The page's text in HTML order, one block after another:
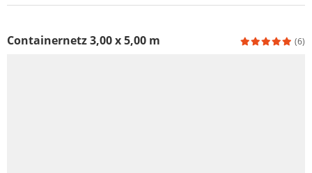
Containernetz 3,00 x 5,00 m (6)